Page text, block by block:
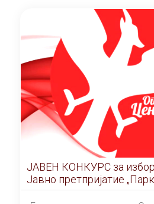
Скопје” број 9/2026),
(три) години од денот на
Договорот за закуп
понудувач.
ЈАВЕН КОНКУРС за избор на Директор на
Јавно претпријатие „Паркинзи на Општина
Центар“ – Скопје